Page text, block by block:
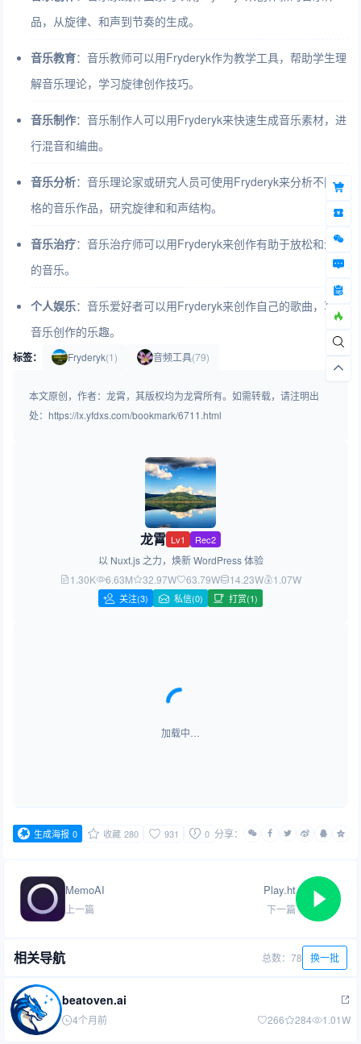
品，从旋律、和声到节奏的生成。
音乐教育：音乐教师可以用Fryderyk作为教学工具，帮助学生理
解音乐理论，学习旋律创作技巧。
音乐制作：音乐制作人可以用Fryderyk来快速生成音乐素材，进
行混音和编曲。
音乐分析：音乐理论家或研究人员可使用Fryderyk来分析不同风
格的音乐作品，研究旋律和和声结构。
音乐治疗：音乐治疗师可以用Fryderyk来创作有助于放松和治疗
的音乐。
个人娱乐：音乐爱好者可以用Fryderyk来创作自己的歌曲，享受
音乐创作的乐趣。
标签： Fryderyk(1) 音频工具(79)
本文原创，作者：龙霄，其版权均为龙霄所有。如需转载，请注明出
处：https://lx.yfdxs.com/bookmark/6711.html
龙霄 Lv1 Rec2
以 Nuxt.js 之力，焕新 WordPress 体验
1.30K
6.63M 32.97W 63.79W 14.23W 1.07W
关注(3) 私信(0) 打赏(1)
加载中…
生成海报 0 收藏 280 931 0 分享：
MemoAI
上一篇
Play.ht
下一篇
相关导航 总数：78 换一批
beatoven.ai
4个月前 266 284 1.01W